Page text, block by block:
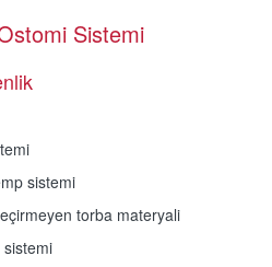
Sistemi
sistemi
torba materyali